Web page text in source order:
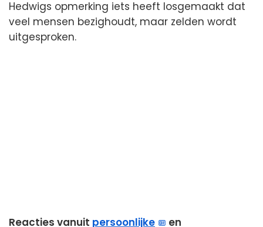
Hedwigs opmerking iets heeft losgemaakt dat
veel mensen bezighoudt, maar zelden wordt
uitgesproken.
Reacties vanuit persoonlijke
en